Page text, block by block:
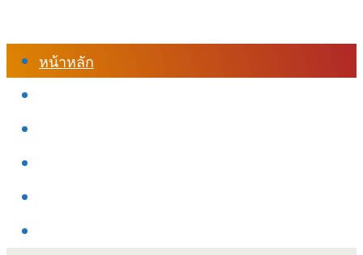
หน้าหลัก